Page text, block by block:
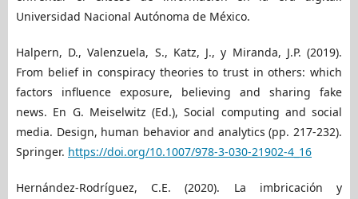
Universidad Nacional Autónoma de México.
Halpern, D., Valenzuela, S., Katz, J., y Miranda, J.P. (2019).
From belief in conspiracy theories to trust in others: which
factors influence exposure, believing and sharing fake
news. En G. Meiselwitz (Ed.), Social computing and social
media. Design, human behavior and analytics (pp. 217-232).
Springer. https://doi.org/10.1007/978-3-030-21902-4_16
Hernández-Rodríguez, C.E. (2020). La imbricación y